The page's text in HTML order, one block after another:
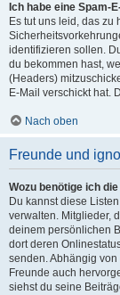
Ich habe eine Spam-
Es tut uns leid, das zu
identifizieren sollen.
du bekommen hast,
(Headers)
E-Mail verschickt hat.
Nach oben
Freunde und
Wozu benötige ich
Du kannst diese
verwalten. Mitglieder,
deinem persönlichen
dort deren
senden. Abhängig
Freunde auch
siehst du seine